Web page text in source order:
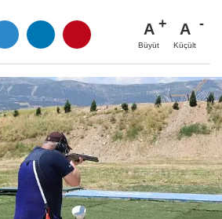
A
Büyüt
A
Küçült